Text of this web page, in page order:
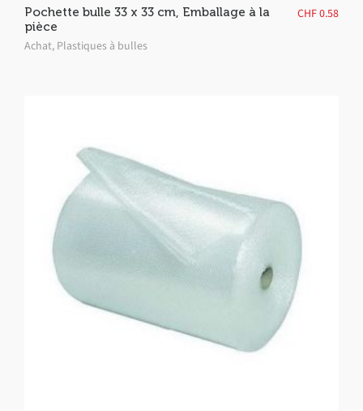
Pochette bulle 33 x 33 cm, Emballage à la
pièce
Achat, Plastiques à bulles
CHF0.58